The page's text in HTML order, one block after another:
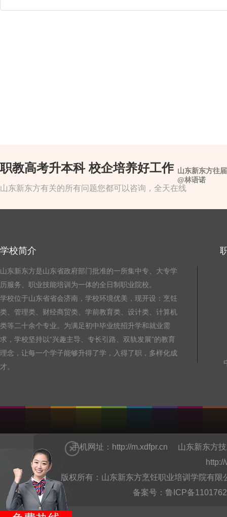
职教高考升本科 校企培养好工作
山东新东方有关的所有问题您都可以咨询，全天在线
山东新东方往
@林语诺
学校简介
山东新东方是山东省政府部门批准的一所集中专、大专学
历服务、职业技能培训为一体的全日制职业院校。
学校位于山东省省会济南，学校环境优美，现开设：烹饪
类、管理类、财经商贸类、学前教育类、设计类、计算机
类等二十余个专业。为满足初中毕业统招升学和就业需
求，学校坚持以“兴趣主导、专长引路、双轨发展”的教育
理念，让每一个学子能够升得了学，入得了职，多样化成
才。
手机网址： http://m.xdfpr.cn 山东新东方技
版权所有：山东新东方烹饪职业培训学院有
备案号： 鲁ICP备